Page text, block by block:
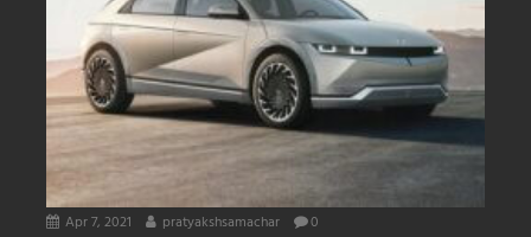
Apr 7, 2021 pratyakshsamachar 0